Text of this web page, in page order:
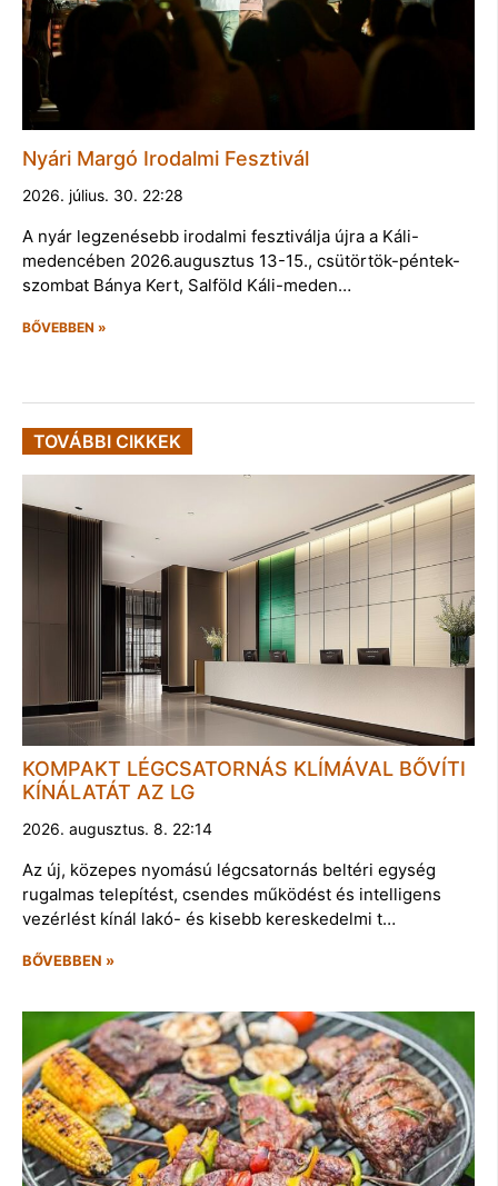
Nyári Margó Irodalmi Fesztivál
2026. július. 30. 22:28
A nyár legzenésebb irodalmi fesztiválja újra a Káli-
medencében 2026.augusztus 13-15., csütörtök-péntek-
szombat Bánya Kert, Salföld Káli-meden…
BŐVEBBEN »
TOVÁBBI CIKKEK
KOMPAKT LÉGCSATORNÁS KLÍMÁVAL BŐVÍTI
KÍNÁLATÁT AZ LG
2026. augusztus. 8. 22:14
Az új, közepes nyomású légcsatornás beltéri egység
rugalmas telepítést, csendes működést és intelligens
vezérlést kínál lakó- és kisebb kereskedelmi t…
BŐVEBBEN »